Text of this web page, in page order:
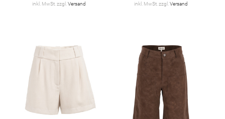
inkl. MwSt. zzgl. Versand inkl. MwSt. zzgl. Versand